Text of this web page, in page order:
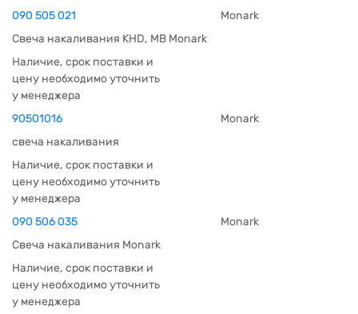
090 505 021
Monark
Свеча накаливания KHD, MB Monark
Наличие, срок поставки и
цену необходимо уточнить
у менеджера
90501016
Monark
свеча накаливания
Наличие, срок поставки и
цену необходимо уточнить
у менеджера
090 506 035
Monark
Свеча накаливания Monark
Наличие, срок поставки и
цену необходимо уточнить
у менеджера